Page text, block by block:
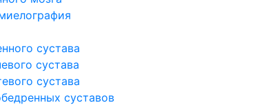
сустава
сустава
сустава
суставов